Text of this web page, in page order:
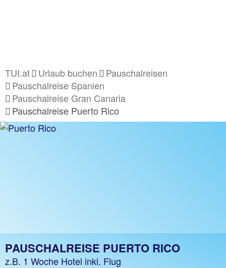
TUI.at Urlaub buchen
Pauschalreisen
Pauschalreise Spanien
Pauschalreise Gran Canaria
Pauschalreise Puerto Rico
PAUSCHALREISE PUERTO RICO
z.B. 1 Woche Hotel inkl. Flug